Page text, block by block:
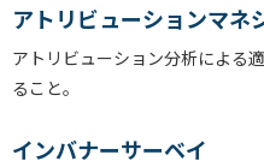
アトリビューションマネ
アトリビューション分析による
ること。
インバナーサーベイ